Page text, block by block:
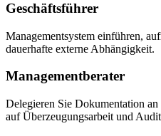
Geschäftsführer
Managementsystem einführen,
dauerhafte externe Abhängigkeit.
Managementberater
Delegieren Sie Dokumentation
auf Überzeugungsarbeit und